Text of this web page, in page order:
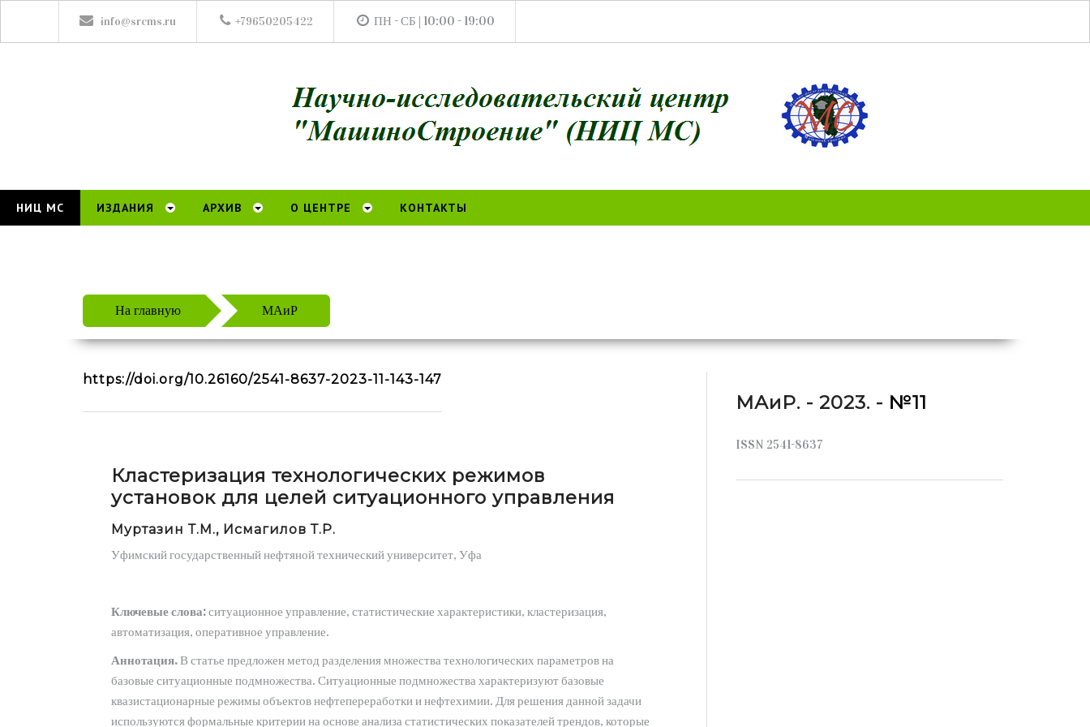
info@srcms.ru +79650205422 ПН - СБ | 10:00 - 19:00
НИЦ МС ИЗДАНИЯ АРХИВ О ЦЕНТРЕ КОНТАКТЫ
На главную МАиР
https://doi.org/10.26160/2541-8637-2023-11-143-147
Кластеризация технологических режимов
установок для целей ситуационного управления
Муртазин Т.М., Исмагилов Т.Р.
Уфимский государственный нефтяной технический университет, Уфа
Ключевые слова:ситуационное управление, статистические характеристики, кластеризация,
автоматизация, оперативное управление.
Аннотация.В статье предложен метод разделения множества технологических параметров на
базовые ситуационные подмножества. Ситуационные подмножества характеризуют базовые
квазистационарные режимы объектов нефтепереработки и нефтехимии. Для решения данной задачи
используются формальные критерии на основе анализа статистических показателей трендов, которые
МАиР. - 2023. - №11
ISSN 2541-8637